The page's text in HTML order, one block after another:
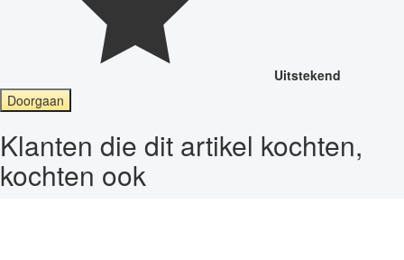
Uitstekend
Doorgaan
Klanten die dit artikel kochten,
kochten ook